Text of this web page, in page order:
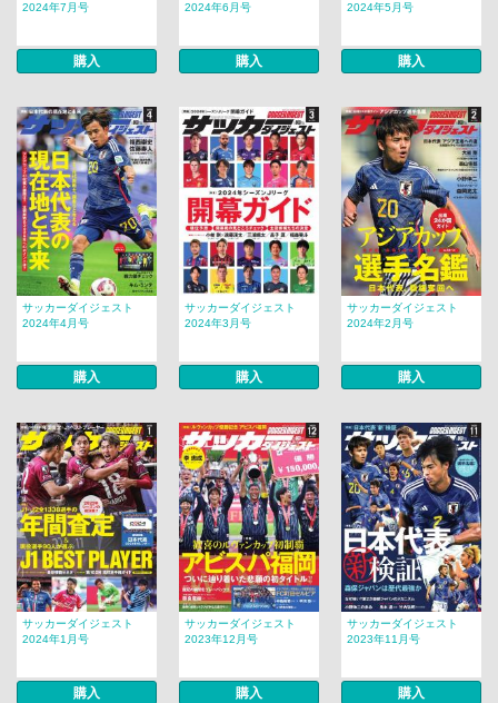
2024年7月号
購入
2024年6月号
購入
2024年5月号
購入
サッカーダイジェスト
2024年4月号
購入
サッカーダイジェスト
2024年3月号
購入
サッカーダイジェスト
2024年2月号
購入
サッカーダイジェスト
2024年1月号
購入
サッカーダイジェスト
2023年12月号
購入
サッカーダイジェスト
2023年11月号
購入